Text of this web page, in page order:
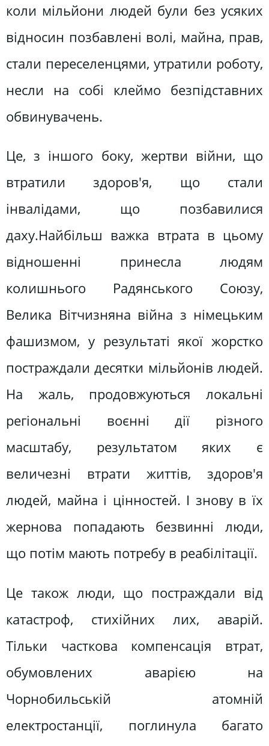
коли мільйони людей були без усяких
відносин позбавлені волі, майна, прав,
стали переселенцями, утратили роботу,
несли на собі клеймо безпідставних
обвинувачень.
Це, з іншого боку, жертви війни, що
втратили здоров'я, що стали
інвалідами, що позбавилися
даху.Найбільш важка втрата в цьому
відношенні принесла людям
колишнього Радянського Союзу,
Велика Вітчизняна війна з німецьким
фашизмом, у результаті якої жорстко
постраждали десятки мільйонів людей.
На жаль, продовжуються локальні
регіональні воєнні дії різного
масштабу, результатом яких є
величезні втрати життів, здоров'я
людей, майна і цінностей. І знову в їх
жернова попадають безвинні люди,
що потім мають потребу в реабілітації.
Це також люди, що постраждали від
катастроф, стихійних лих, аварій.
Тільки часткова компенсація втрат,
обумовлених аварією на
Чорнобильській атомній
електростанції, поглинула багато